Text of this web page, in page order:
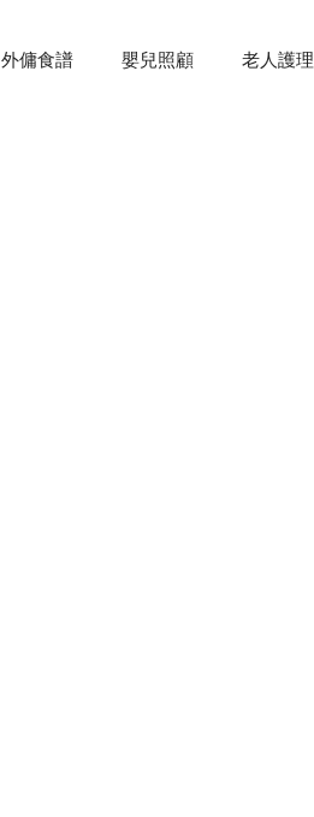
外傭食譜 嬰兒照顧 老人護理